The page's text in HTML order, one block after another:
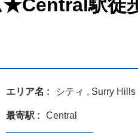
★Central駅徒
エリア名 シティ , Surry Hills
最寄駅 Central